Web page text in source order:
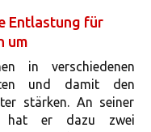
Entlastung für
um
in verschiedenen
und damit den
stärken. An seiner
hat er dazu zwei